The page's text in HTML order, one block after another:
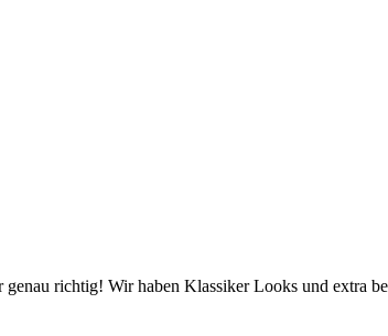
richtig! Wir haben Klassiker Looks und extra